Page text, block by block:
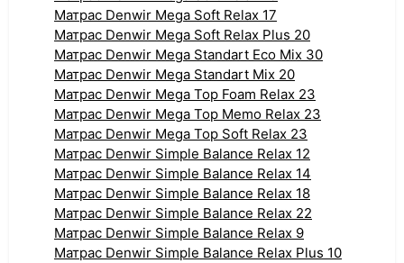
Матрас Denwir Mega Soft Relax 17
Матрас Denwir Mega Soft Relax Plus 20
Матрас Denwir Mega Standart Eco Mix 30
Матрас Denwir Mega Standart Mix 20
Матрас Denwir Mega Top Foam Relax 23
Матрас Denwir Mega Top Memo Relax 23
Матрас Denwir Mega Top Soft Relax 23
Матрас Denwir Simple Balance Relax 12
Матрас Denwir Simple Balance Relax 14
Матрас Denwir Simple Balance Relax 18
Матрас Denwir Simple Balance Relax 22
Матрас Denwir Simple Balance Relax 9
Матрас Denwir Simple Balance Relax Plus 10